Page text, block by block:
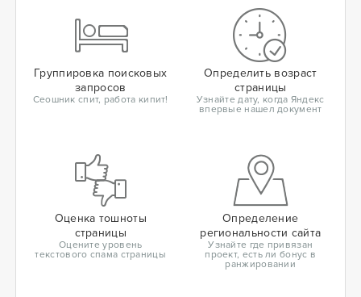
Группировка поисковых
запросов
Сеошник спит, работа кипит!
Определить возраст
страницы
Узнайте дату, когда Яндекс
впервые нашел документ
Оценка тошноты
страницы
Оцените уровень
текстового спама страницы
Определение
региональности сайта
Узнайте где привязан
проект, есть ли бонус в
ранжировании